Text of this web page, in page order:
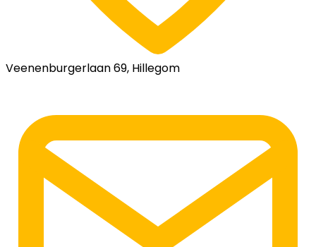
Veenenburgerlaan 69, Hillegom